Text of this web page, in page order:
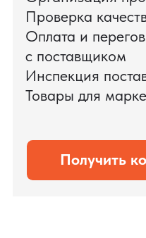
PRO TORG — проверенный
международной логистике
федеральных компаний.
Оставить заявку